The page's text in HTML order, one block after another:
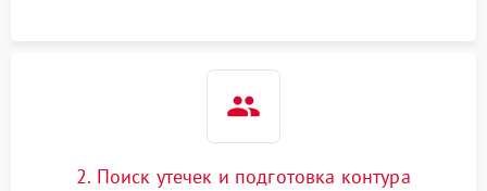
2. Поиск утечек и подготовка контура